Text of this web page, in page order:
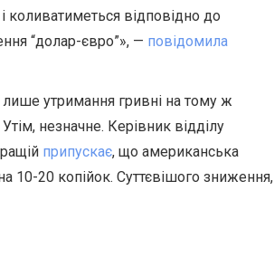
відповідно до
“долар-євро”», — повідомила
утримання гривні на тому ж
незначне. Керівник відділу
припускає, що американська
10-20 копійок. Суттєвішого зниження,